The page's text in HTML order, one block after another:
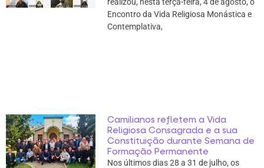
realizou, nesta terça-feira, 4 de agosto, o
Encontro da Vida Religiosa Monástica e
Contemplativa,
Camilianos refletem a Vida
Religiosa Consagrada e a sua
Constituição durante Semana de
Formação Permanente
Nos últimos dias 28 a 31 de julho, os